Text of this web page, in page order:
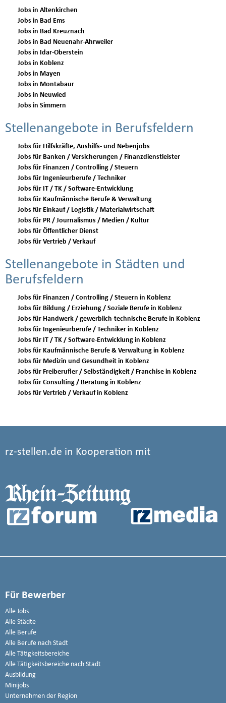
Jobs in Altenkirchen
Jobs in Bad Ems
Jobs in Bad Kreuznach
Jobs in Bad Neuenahr-Ahrweiler
Jobs in Idar-Oberstein
Jobs in Koblenz
Jobs in Mayen
Jobs in Montabaur
Jobs in Neuwied
Jobs in Simmern
Stellenangebote in Berufsfeldern
Jobs für Hilfskräfte, Aushilfs- und Nebenjobs
Jobs für Banken / Versicherungen / Finanzdienstleister
Jobs für Finanzen / Controlling / Steuern
Jobs für Ingenieurberufe / Techniker
Jobs für IT / TK / Software-Entwicklung
Jobs für Kaufmännische Berufe & Verwaltung
Jobs für Einkauf / Logistik / Materialwirtschaft
Jobs für PR / Journalismus / Medien / Kultur
Jobs für Öffentlicher Dienst
Jobs für Vertrieb / Verkauf
Stellenangebote in Städten und
Berufsfeldern
Jobs für Finanzen / Controlling / Steuern in Koblenz
Jobs für Bildung / Erziehung / Soziale Berufe in Koblenz
Jobs für Handwerk / gewerblich-technische Berufe in Koblenz
Jobs für Ingenieurberufe / Techniker in Koblenz
Jobs für IT / TK / Software-Entwicklung in Koblenz
Jobs für Kaufmännische Berufe & Verwaltung in Koblenz
Jobs für Medizin und Gesundheit in Koblenz
Jobs für Freiberufler / Selbständigkeit / Franchise in Koblenz
Jobs für Consulting / Beratung in Koblenz
Jobs für Vertrieb / Verkauf in Koblenz
rz-stellen.de in Kooperation mit
Für Bewerber
Alle Jobs
Alle Städte
Alle Berufe
Alle Berufe nach Stadt
Alle Tätigkeitsbereiche
Alle Tätigkeitsbereiche nach Stadt
Ausbildung
Minijobs
Unternehmen der Region